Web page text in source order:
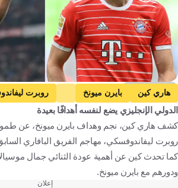
Getty Images
هاري كين بايرن ميونخ روبرت
ألمانيا
بولندا كرة قدم
الدولي الإنجليزي يضع لنفسه أهدافًا بعيدة
كشف هاري كين، نجم وهداف بايرن ميونخ، عن
روبرت ليفاندوفسكي، مهاجم الفريق البافاري
كما تحدث كين عن أهمية عودة الثنائي جمال
ودورهم مع بايرن ميونخ.
إعلان